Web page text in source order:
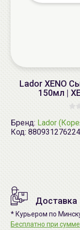
Lador XENO
150мл |
Бренд: Lador
Код:
Доставка
* Курьером по
Бесплатно при сумме